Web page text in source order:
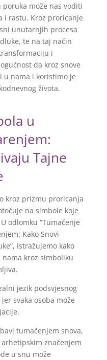
može nas voditi
i rastu. Kroz proricanje
unutarnjih procesa
te na taj način
i
da kroz snove
u nama i koristimo je
života.
u
Tajne
kroz prizmu proricanja
na simbole koje
odlomku “Tumačenje
Kako Snovi
istražujemo kako
kroz simboliku
jezik podsvjesnog
svaka osoba može
tumačenjem snova,
značenjem
u snu može